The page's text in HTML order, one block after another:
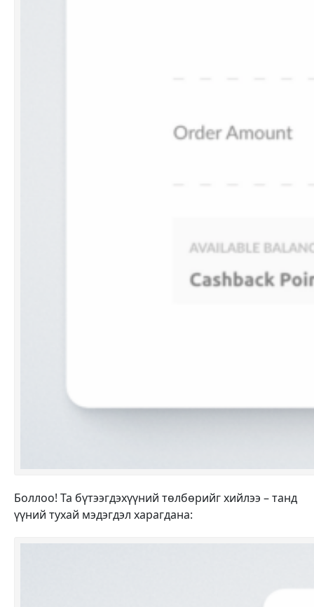
Боллоо! Та бүтээгдэхүүний төлбөрийг хийлээ – танд
үүний тухай мэдэгдэл харагдана: